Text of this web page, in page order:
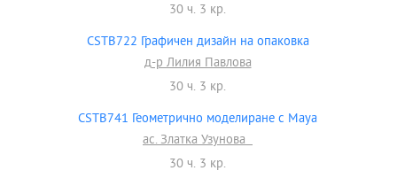
30 ч. 3 кр.
CSTB722 Графичен дизайн на опаковка
д-р Лилия Павлова
30 ч. 3 кр.
CSTB741 Геометрично моделиране с Maya
ас. Златка Узунова
30 ч. 3 кр.